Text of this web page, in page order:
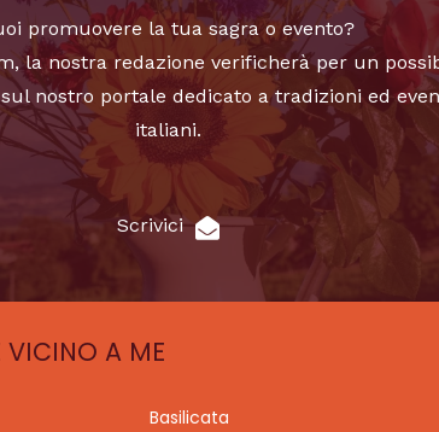
promuovere la tua sagra o evento?
la nostra redazione verificherà per un
nostro portale dedicato a tradizioni ed
italiani.
Scrivici
VICINO A ME
Basilicata